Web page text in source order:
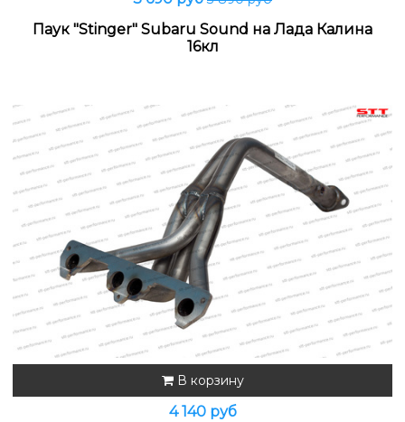
Паук "Stinger" Subaru Sound на Лада Калина
16кл
В корзину
4 140 руб